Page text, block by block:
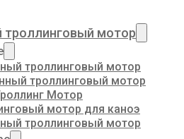
троллинговый мотор
троллинговый мотор
троллинговый мотор
Мотор
мотор для каноэ
троллинговый мотор